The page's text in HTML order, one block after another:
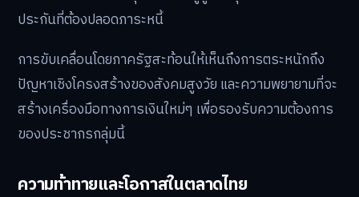
ประกันที่ต้องปลอดภาระหนี้
การขับเคลื่อนโดยภาครัฐสะท้อนให้เห็นถึงการตระหนักถึง
ปัญหาเชิงโครงสร้างของสังคมสูงวัย และความพยายามที่จะ
สร้างเครื่องมือทางการเงินใหม่ๆ เพื่อรองรับความต้องการ
ของประชากรกลุ่มนี้
ความท้าทายและโอกาสในตลาดไทย